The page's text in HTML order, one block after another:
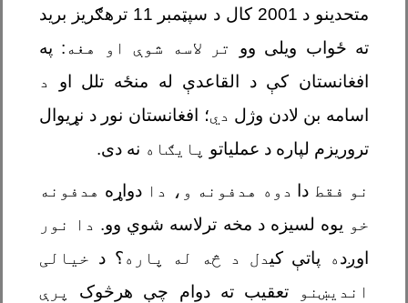
متحدینو د 2001 کال د سپټمبر 11 ترهګریز برید
ته ځواب ویلی وو تر لاسه شوې او هغه: په
افغانستان کې د القاعدې له منځه تلل او
د
اسامه بن لادن وژل دي؛ افغانستان نور د نړیوال
تروریزم لپاره د عملیاتو پایګاه نه دی.
نو فقط دا دوه هدفونه و، دادواړه هدفونه
خو یوه لسیزه د مخه ترلاسه شوي وو. دا نور
اوږده پاتې کیدل د څه له پاره؟ د خيالی
اندیښنو
تعقیب ته دوام چې هرڅوک
پرې